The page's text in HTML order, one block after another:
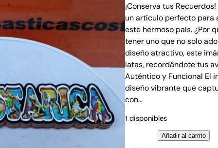
¡Conserva tus
un artículo perfecto para
este hermoso país. ¿Por
tener uno que no solo
diseño atractivo, este
latas, recordándote tus
Auténtico y Funcional El
diseño vibrante que
con…
1 disponibles
Añadir al carrito